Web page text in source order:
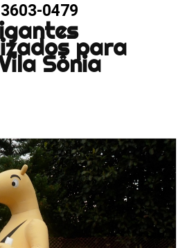
3603-0479
para
Sônia